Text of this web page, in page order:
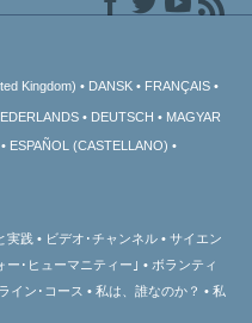
Kingdom) DANSK FRANÇAIS
DEUTSCH
MAGYAR
ESPAÑOL (CASTELLANO)
実践 ビデオ･チャンネル
サイエン
ー･ヒューマニティー｣
ボランティ
イン･コース 私は、誰なのか？
私